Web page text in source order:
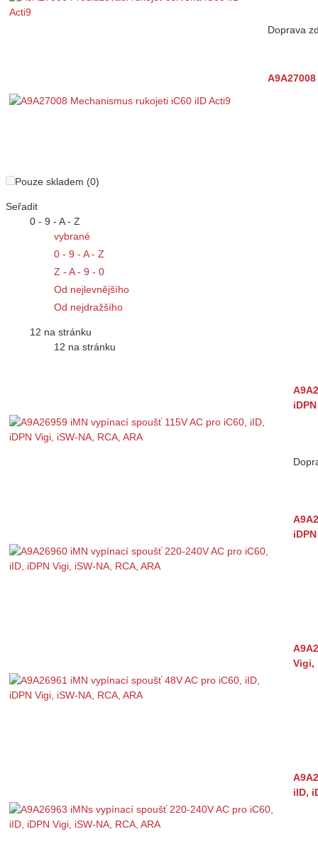
Doprava
Pouze skladem (0)
Seřadit
0 - 9 - A - Z
vybrané
0 - 9 - A - Z
Z - A - 9 - 0
Od nejlevnějšího
Od nejdražšího
12 na stránku
12 na stránku
Vigi,
iID,